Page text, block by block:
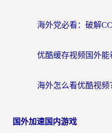
国外加速国内游戏